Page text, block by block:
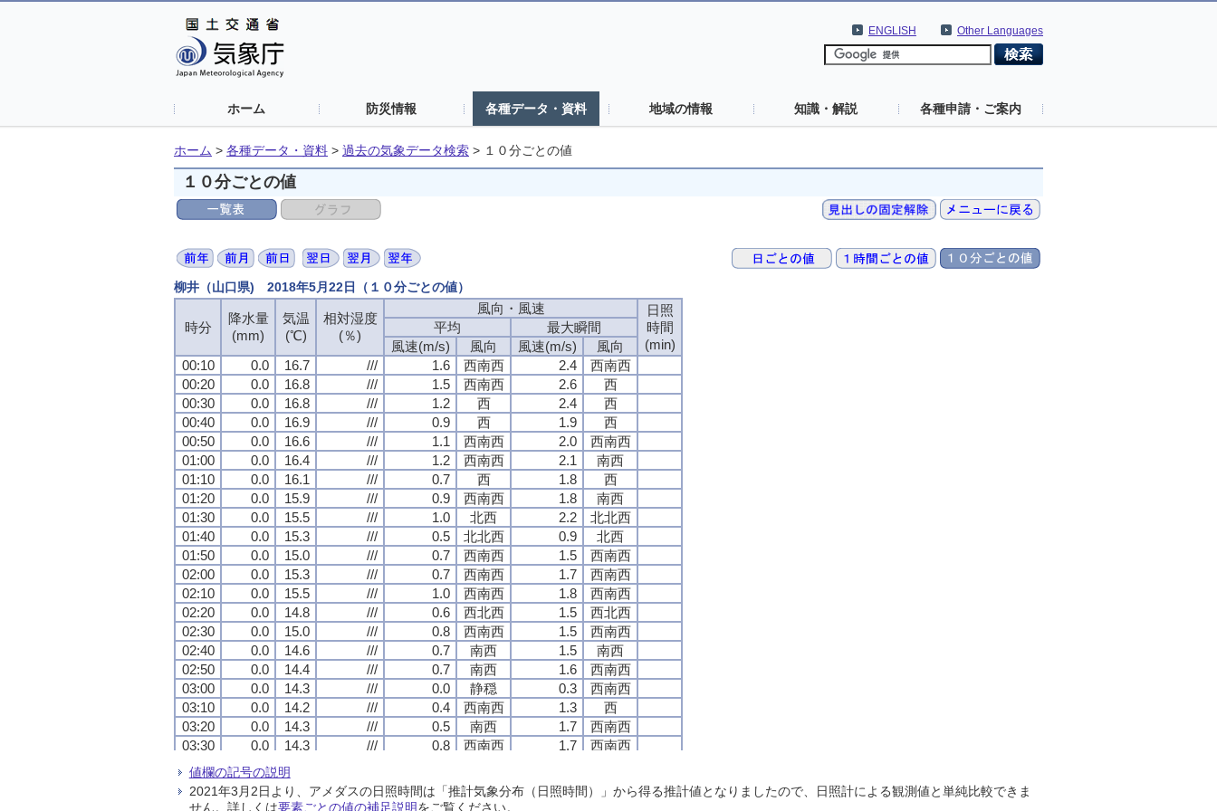
Other Languages
ENGLISH
ホーム 防災情報 各種データ・資料 地域の情報 知識・解説 各種申請・ご案内
ホーム > 各種データ・資料 > 過去の気象データ検索 > １０分ごとの値
１０分ごとの値
柳井（山口県) 2018年5月22日（１０分ごとの値）
時分
降水量
(mm)
気温
(℃)
相対湿度
(％)
風向・風速
日照
時間
(min)
平均
最大瞬間
風速(m/s)
風向 風速(m/s)
風向
00:10
0.0 16.7 /// 1.6 西南西 2.4
西南西
00:20
0.0 16.8 /// 1.5 西南西 2.6
西
00:30
0.0 16.8 /// 1.2 西 2.4
西
00:40
0.0 16.9 /// 0.9 西 1.9
西
00:50
0.0 16.6 /// 1.1 西南西 2.0
西南西
01:00
0.0 16.4 /// 1.2 西南西 2.1
南西
01:10
0.0 16.1 /// 0.7 西 1.8
西
01:20
0.0 15.9 /// 0.9 西南西 1.8
南西
01:30
0.0 15.5 /// 1.0 北西 2.2
北北西
01:40
0.0 15.3 /// 0.5 北北西 0.9
北西
01:50
0.0 15.0 /// 0.7 西南西 1.5
西南西
02:00
0.0 15.3 /// 0.7 西南西 1.7
西南西
02:10
0.0 15.5 /// 1.0 西南西 1.8
西南西
02:20
0.0 14.8 /// 0.6 西北西 1.5
西北西
02:30
0.0 15.0 /// 0.8 西南西 1.5
西南西
02:40
0.0 14.6 /// 0.7 南西 1.5
南西
02:50
0.0 14.4 /// 0.7 南西 1.6
西南西
03:00
0.0 14.3 /// 0.0 静穏 0.3
西南西
03:10
0.0 14.2 /// 0.4 西南西 1.3
西
03:20
0.0 14.3 /// 0.5 南西 1.7
西南西
03:30
0.0 14.3 /// 0.8 西南西 1.7
西南西
03:40
0.0 14.2
03:50
0.0 14.1 /// 0.4 北西 1.1
北西
04:00
0.0 13.9 /// 0.0 静穏 0.5 南西
時分
降水量
(mm)
気温
(℃)
相対湿度
(％)
風向・風速
日照
時間
(min)
平均
最大瞬間
風速(m/s)
風向 風速(m/s)
風向
00:10
0.0 16.7 /// 1.6 西南西 2.4
西南西
00:20
0.0 16.8 /// 1.5 西南西 2.6
西
00:30
0.0 16.8 /// 1.2 西 2.4
西
00:40
0.0 16.9 /// 0.9 西 1.9
西
00:50
0.0 16.6 /// 1.1 西南西 2.0
西南西
01:00
0.0 16.4 /// 1.2 西南西 2.1
南西
01:10
0.0 16.1 /// 0.7 西 1.8
西
01:20
0.0 15.9 /// 0.9 西南西 1.8
南西
01:30
0.0 15.5 /// 1.0 北西 2.2
北北西
01:40
0.0 15.3 /// 0.5 北北西 0.9
北西
01:50
0.0 15.0 /// 0.7 西南西 1.5
西南西
02:00
0.0 15.3 /// 0.7 西南西 1.7
西南西
02:10
0.0 15.5 /// 1.0 西南西 1.8
西南西
02:20
0.0 14.8 /// 0.6 西北西 1.5
西北西
02:30
0.0 15.0 /// 0.8 西南西 1.5
西南西
02:40
0.0 14.6 /// 0.7 南西 1.5
南西
02:50
0.0 14.4 /// 0.7 南西 1.6
西南西
03:00
0.0 14.3 /// 0.0 静穏 0.3
西南西
03:10
0.0 14.2 /// 0.4 西南西 1.3
西
03:20
0.0 14.3 /// 0.5 南西 1.7
西南西
03:30
0.0 14.3 /// 0.8 西南西 1.7
西南西
03:40
0.0 14.2
03:50
0.0 14.1 /// 0.4 北西 1.1
北西
04:00
0.0 13.9 /// 0.0 静穏 0.5 南西
時分
降水量
(mm)
気温
(℃)
相対湿度
(％)
風向・風速
日照
時間
(min)
平均
最大瞬間
風速(m/s)
風向 風速(m/s)
風向
00:10
0.0 16.7 /// 1.6 西南西 2.4
西南西
00:20
0.0 16.8 /// 1.5 西南西 2.6
西
00:30
0.0 16.8 /// 1.2 西 2.4
西
00:40
0.0 16.9 /// 0.9 西 1.9
西
00:50
0.0 16.6 /// 1.1 西南西 2.0
西南西
01:00
0.0 16.4 /// 1.2 西南西 2.1
南西
01:10
0.0 16.1 /// 0.7 西 1.8
西
01:20
0.0 15.9 /// 0.9 西南西 1.8
南西
01:30
0.0 15.5 /// 1.0 北西 2.2
北北西
01:40
0.0 15.3 /// 0.5 北北西 0.9
北西
01:50
0.0 15.0 /// 0.7 西南西 1.5
西南西
02:00
0.0 15.3 /// 0.7 西南西 1.7
西南西
02:10
0.0 15.5 /// 1.0 西南西 1.8
西南西
02:20
0.0 14.8 /// 0.6 西北西 1.5
西北西
02:30
0.0 15.0 /// 0.8 西南西 1.5
西南西
02:40
0.0 14.6 /// 0.7 南西 1.5
南西
02:50
0.0 14.4 /// 0.7 南西 1.6
西南西
03:00
0.0 14.3 /// 0.0 静穏 0.3
西南西
03:10
0.0 14.2 /// 0.4 西南西 1.3
西
03:20
0.0 14.3 /// 0.5 南西 1.7
西南西
03:30
0.0 14.3 /// 0.8 西南西 1.7
西南西
03:40
0.0 14.2
03:50
0.0 14.1 /// 0.4 北西 1.1
北西
04:00
0.0 13.9 /// 0.0 静穏 0.5 南西
時分
降水量
(mm)
気温
(℃)
相対湿度
(％)
風向・風速
日照
時間
(min)
平均
最大瞬間
風速(m/s)
風向 風速(m/s)
風向
00:10
0.0 16.7 /// 1.6 西南西 2.4
西南西
00:20
0.0 16.8 /// 1.5 西南西 2.6
西
00:30
0.0 16.8 /// 1.2 西 2.4
西
00:40
0.0 16.9 /// 0.9 西 1.9
西
00:50
0.0 16.6 /// 1.1 西南西 2.0
西南西
01:00
0.0 16.4 /// 1.2 西南西 2.1
南西
01:10
0.0 16.1 /// 0.7 西 1.8
西
01:20
0.0 15.9 /// 0.9 西南西 1.8
南西
01:30
0.0 15.5 /// 1.0 北西 2.2
北北西
01:40
0.0 15.3 /// 0.5 北北西 0.9
北西
01:50
0.0 15.0 /// 0.7 西南西 1.5
西南西
02:00
0.0 15.3 /// 0.7 西南西 1.7
西南西
02:10
0.0 15.5 /// 1.0 西南西 1.8
西南西
02:20
0.0 14.8 /// 0.6 西北西 1.5
西北西
02:30
0.0 15.0 /// 0.8 西南西 1.5
西南西
02:40
0.0 14.6 /// 0.7 南西 1.5
南西
02:50
0.0 14.4 /// 0.7 南西 1.6
西南西
03:00
0.0 14.3 /// 0.0 静穏 0.3
西南西
03:10
0.0 14.2 /// 0.4 西南西 1.3
西
03:20
0.0 14.3 /// 0.5 南西 1.7
西南西
03:30
0.0 14.3 /// 0.8 西南西 1.7
西南西
03:40
0.0 14.2
03:50
0.0 14.1 /// 0.4 北西 1.1
北西
04:00
0.0 13.9 /// 0.0 静穏 0.5 南西
値欄の記号の説明
2021年3月2日より、アメダスの日照時間は「推計気象分布（日照時間）」から得る推計値となりましたので、日照計による観測値と単純比較できま
せん。詳しくは要素ごとの値の補足説明をご覧ください。